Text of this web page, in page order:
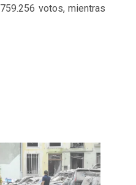
votos, mientras